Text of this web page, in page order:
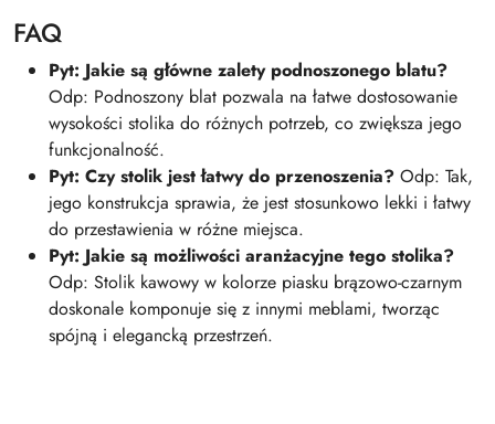
FAQ
Pyt: Jakie są główne zalety podnoszonego blatu?
Odp: Podnoszony blat pozwala na łatwe dostosowanie
wysokości stolika do różnych potrzeb, co zwiększa jego
funkcjonalność.
Pyt: Czy stolik jest łatwy do przenoszenia? Odp: Tak,
jego konstrukcja sprawia, że jest stosunkowo lekki i łatwy
do przestawienia w różne miejsca.
Pyt: Jakie są możliwości aranżacyjne tego stolika?
Odp: Stolik kawowy w kolorze piasku brązowo-czarnym
doskonale komponuje się z innymi meblami, tworząc
spójną i elegancką przestrzeń.